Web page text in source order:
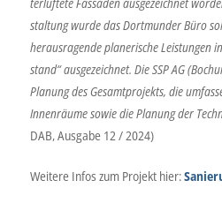
staltung wurde das Dortmunder Büro
herausragende planerische Leistungen
stand“ ausgezeichnet. Die SSP AG
Planung des Gesamtprojekts, die
Innenräume sowie die Planung der
DAB, Ausgabe 12 / 2024)
Weitere Infos zum Projekt hier: